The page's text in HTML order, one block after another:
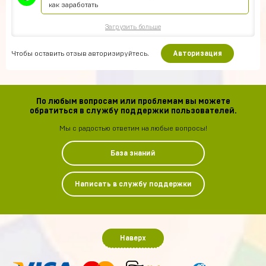
как заработать
Загрузить больше
Чтобы оставить отзыв авторизируйтесь. Авторизация
По любым вопросам или проблемам вы можете
обратиться в службу поддержки пользователей.
Мы с радостью ответим на любые вопросы!
База знаний
Написать в службу поддержки
Наверх